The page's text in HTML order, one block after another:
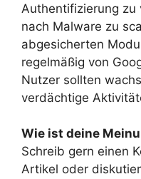
Authentifizierung zu
nach Malware zu
abgesicherten
regelmäßig von
Nutzer sollten
verdächtige
Wie ist deine
Schreib gern einen
Artikel oder